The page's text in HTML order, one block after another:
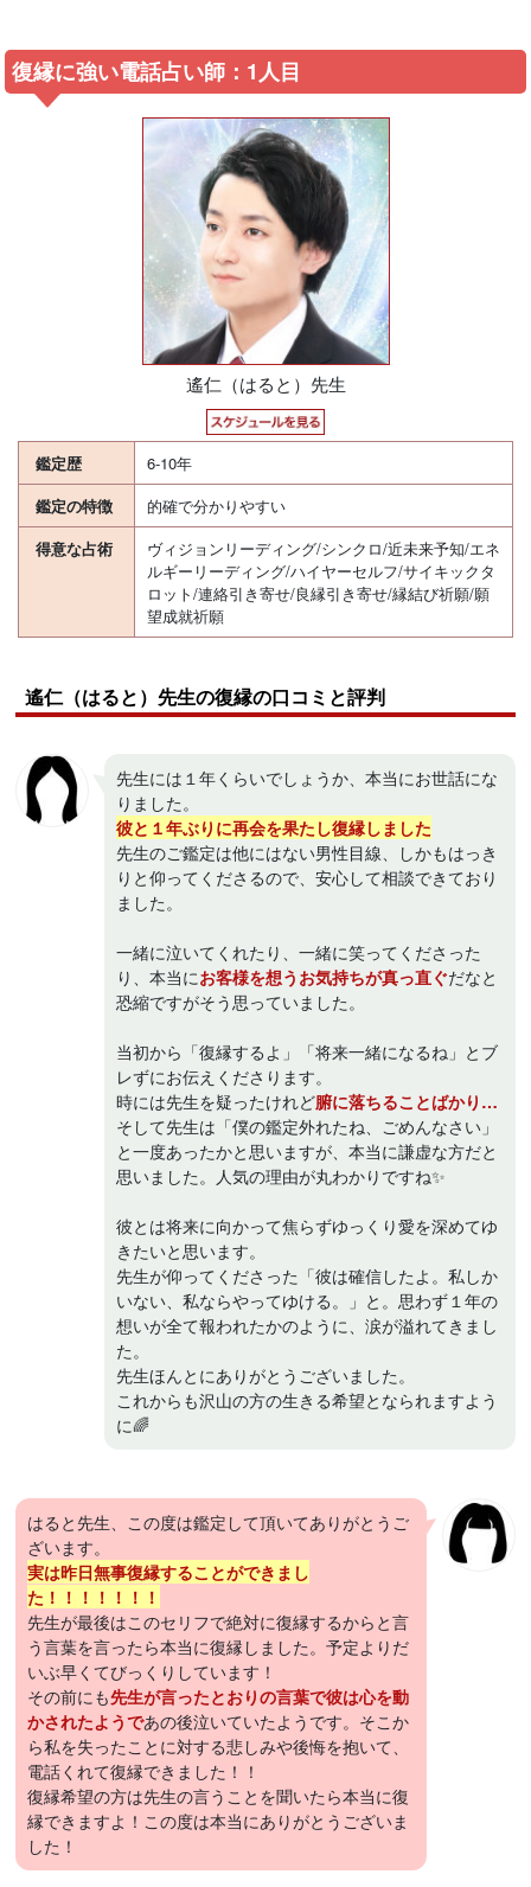
復縁に強い電話占い師：1人目
遙仁（はると）先生
鑑定歴
6-10年
鑑定の特徴
的確で分かりやすい
得意な占術
ヴィジョンリーディング/シンクロ/近未来予知/エネ
ルギーリーディング/ハイヤーセルフ/サイキックタ
ロット/連絡引き寄せ/良縁引き寄せ/縁結び祈願/願
望成就祈願
遙仁（はると）先生の復縁の口コミと評判
先生には１年くらいでしょうか、本当にお世話にな
りました。
彼と１年ぶりに再会を果たし復縁しました
先生のご鑑定は他にはない男性目線、しかもはっき
りと仰ってくださるので、安心して相談できており
ました。
一緒に泣いてくれたり、一緒に笑ってくださった
り、本当にお客様を想うお気持ちが真っ直ぐだなと
恐縮ですがそう思っていました。
当初から「復縁するよ」「将来一緒になるね」とブ
レずにお伝えくださります。
時には先生を疑ったけれど腑に落ちることばかり…
そして先生は「僕の鑑定外れたね、ごめんなさい」
と一度あったかと思いますが、本当に謙虚な方だと
思いました。人気の理由が丸わかりですね✨
彼とは将来に向かって焦らずゆっくり愛を深めてゆ
きたいと思います。
先生が仰ってくださった「彼は確信したよ。私しか
いない、私ならやってゆける。」と。思わず１年の
想いが全て報われたかのように、涙が溢れてきまし
た。
先生ほんとにありがとうございました。
これからも沢山の方の生きる希望となられますよう
に🌈
はると先生、この度は鑑定して頂いてありがとうご
ざいます。
実は昨日無事復縁することができまし
た！！！！！！！
先生が最後はこのセリフで絶対に復縁するからと言
う言葉を言ったら本当に復縁しました。予定よりだ
いぶ早くてびっくりしています！
その前にも先生が言ったとおりの言葉で彼は心を動
かされたようであの後泣いていたようです。そこか
ら私を失ったことに対する悲しみや後悔を抱いて、
電話くれて復縁できました！！
復縁希望の方は先生の言うことを聞いたら本当に復
縁できますよ！この度は本当にありがとうございま
した！